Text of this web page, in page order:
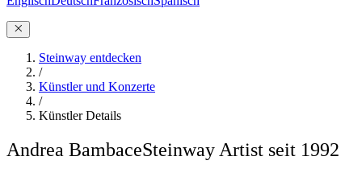
Steinway entdecken
/
Künstler und Konzerte
/
Künstler Details
Andrea BambaceSteinway Artist seit 1992